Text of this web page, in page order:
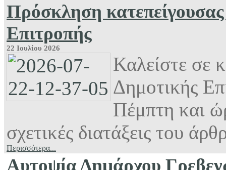
Πρόσκληση
Επιτροπής
22 Ιουλίου 2026
Καλείστε σε
Δημοτικής
Πέμπτη και
σχετικές διατάξεις του
Περισσότερα...
Αυτοψία Δημάρχου